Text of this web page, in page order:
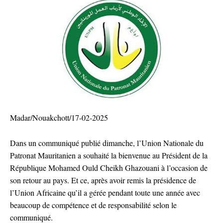
Madar/Nouakchott/17-02-2025
Dans un communiqué publié dimanche, l’Union Nationale du
Patronat Mauritanien a souhaité la bienvenue au Président de la
République Mohamed Ould Cheikh Ghazouani à l’occasion de
son retour au pays. Et ce, après avoir remis la présidence de
l’Union Africaine qu’il a gérée pendant toute une année avec
beaucoup de compétence et de responsabilité selon le
communiqué.